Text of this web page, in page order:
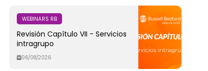
WEBINARS RB
Revisión Capítulo VII - Servicios
intragrupo
06/08/2026